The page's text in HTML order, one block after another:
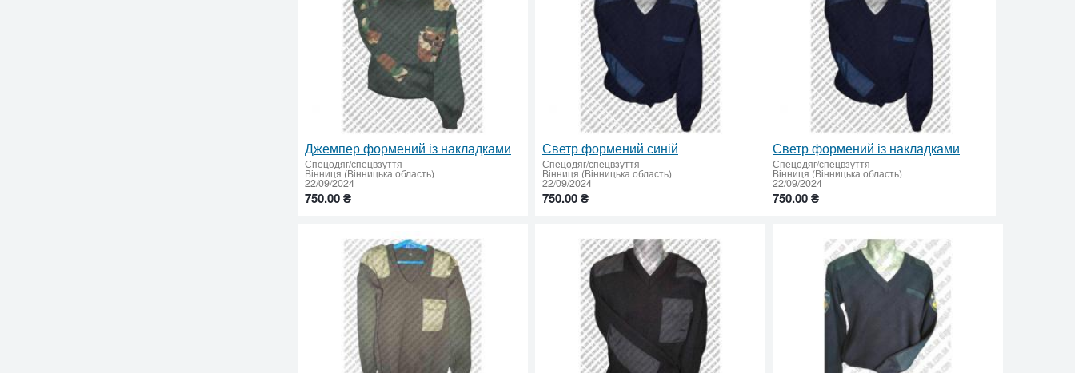
Джемпер формений із накладками
Спецодяг/спецвзуття -
Вінниця (Вінницька область)
22/09/2024
750.00 ₴
Светр формений синій
Спецодяг/спецвзуття -
Вінниця (Вінницька область)
22/09/2024
750.00 ₴
Светр формений із накладками
Спецодяг/спецвзуття -
Вінниця (Вінницька область)
22/09/2024
750.00 ₴